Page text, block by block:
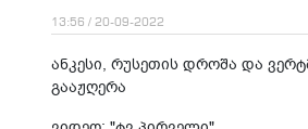
13:56 / 20-09-2022
ანკესი, რუსეთის დროშა და
გააჟღერა